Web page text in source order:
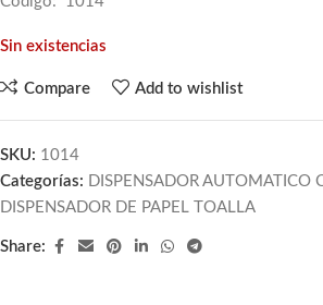
Sin existencias
Compare Add to wishlist
SKU: 1014
Categorías: DISPENSADOR AUTOMATICO
DISPENSADOR DE PAPEL TOALLA
Share: